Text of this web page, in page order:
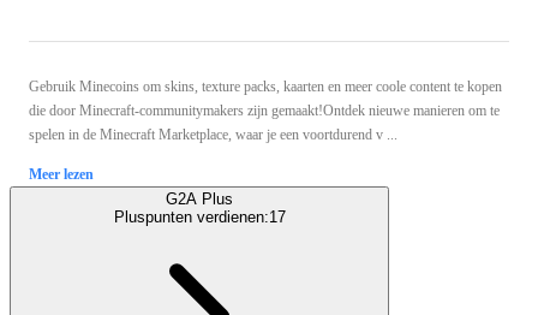
Gebruik Minecoins om skins, texture packs, kaarten en meer coole content te kopen
die door Minecraft-communitymakers zijn gemaakt!Ontdek nieuwe manieren om te
spelen in de Minecraft Marketplace, waar je een voortdurend v ...
Meer lezen
G2A Plus
Pluspunten verdienen:17